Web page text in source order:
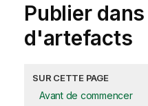
Publier
d'artefacts
SUR CETTE PAGE
Avant de commencer